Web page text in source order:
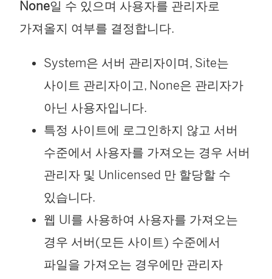
None일 수 있으며 사용자를 관리자로
가져올지 여부를 결정합니다.
System은 서버 관리자이며, Site는
사이트 관리자이고, None은 관리자가
아닌 사용자입니다.
특정 사이트에 로그인하지 않고 서버
수준에서 사용자를 가져오는 경우 서버
관리자 및 Unlicensed 만 할당할 수
있습니다.
웹 UI를 사용하여 사용자를 가져오는
경우 서버(모든 사이트) 수준에서
파일을 가져오는 경우에만 관리자